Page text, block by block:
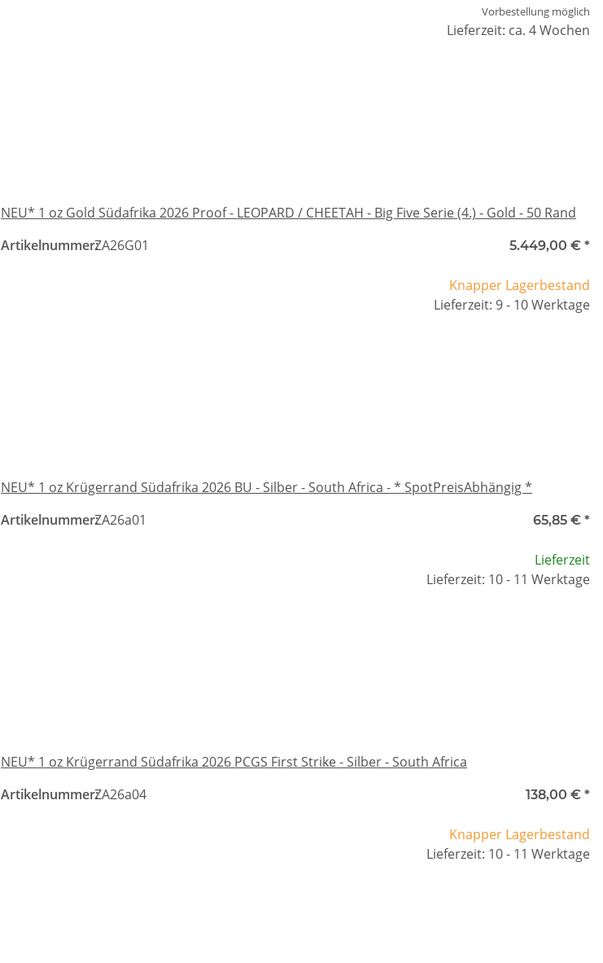
Vorbestellung möglich
Lieferzeit: ca. 4 Wochen
NEU* 1 oz Gold Südafrika 2026 Proof - LEOPARD / CHEETAH - Big Five Serie (4.) - Gold - 50 Rand
Artikelnummer:ZA26G01 5.449,00 € *
Knapper Lagerbestand
Lieferzeit: 9 - 10 Werktage
NEU* 1 oz Krügerrand Südafrika 2026 BU - Silber - South Africa - * SpotPreisAbhängig *
Artikelnummer:ZA26a01 65,85 € *
Lieferzeit
Lieferzeit: 10 - 11 Werktage
NEU* 1 oz Krügerrand Südafrika 2026 PCGS First Strike - Silber - South Africa
Artikelnummer:ZA26a04 138,00 € *
Knapper Lagerbestand
Lieferzeit: 10 - 11 Werktage